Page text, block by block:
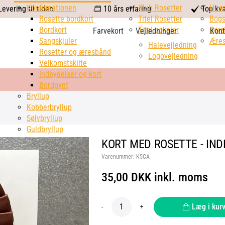
til tiden calendar
10 års erfaring
check
mark
Top
Farvekort
Vejledninger
Halevejledning
Logovejledning
Konfirmationen
Rosette bordkort
Bordkort
Sangskjuler
Rosetter og æresbånd
Velkomstskilte
Indbydelser og kort
Bordpynt
Bryllup
Kobberbryllup
Sølvbryllup
Guldbryllup
Klub Rosetter
Titel Rosetter
Titel pokaler
KORT MED ROSETTE -
Varenummer: K5CA
35,00 DKK inkl. moms
- + Læg i kurv